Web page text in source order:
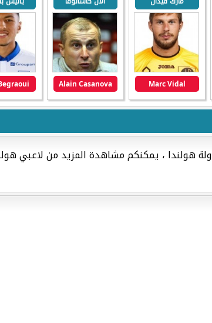
Marc Vidal
Alain Casanova
هولندا ، يمكنكم مشاهدة المزيد من لاعبي